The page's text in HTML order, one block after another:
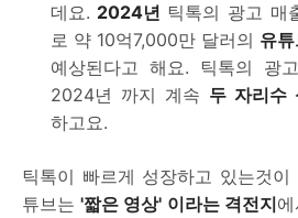
데요. 2024년 틱톡의 광고 매
로 약 10억7,000만 달러의 유
예상된다고 해요. 틱톡의 광
2024년 까지 계속 두 자리수
하고요.
틱톡이 빠르게 성장하고 있는것
튜브는 '짧은 영상' 이라는 격전지